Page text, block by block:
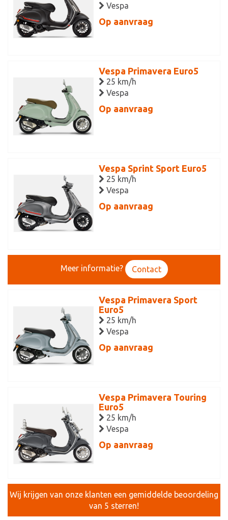
Vespa
Op aanvraag
Vespa Primavera Euro5
25 km/h
Vespa
Op aanvraag
Vespa Sprint Sport Euro5
25 km/h
Vespa
Op aanvraag
Meer informatie? Contact
Vespa Primavera Sport
Euro5
25 km/h
Vespa
Op aanvraag
Vespa Primavera Touring
Euro5
25 km/h
Vespa
Op aanvraag
Wij krijgen van onze klanten een gemiddelde beoordeling
van 5 sterren!